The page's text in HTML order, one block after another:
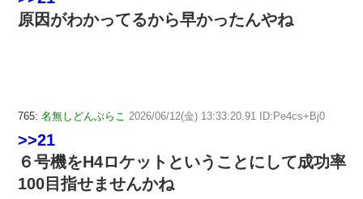
原因がわかってるから早かったんやね
765: 名無しどんぶらこ 2026/06/12(金) 13:33:20.91 ID:Pe4cs+Bj0
>>21
６号機をH4ロケットということにして成功率
100目指せませんかね